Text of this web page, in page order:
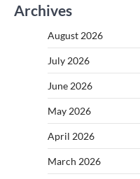
Archives
August 2026
July 2026
June 2026
May 2026
April 2026
March 2026